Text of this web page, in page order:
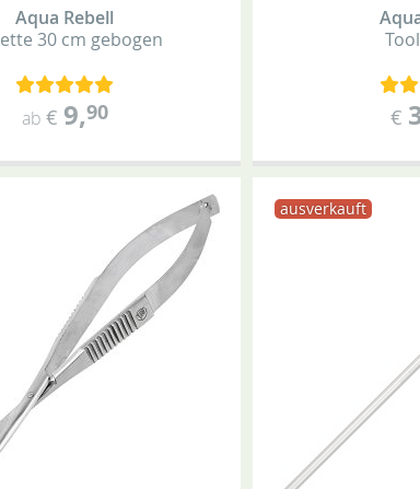
Aqua Rebell
30 cm gebogen
ab € 9,90 €
ausverkauft